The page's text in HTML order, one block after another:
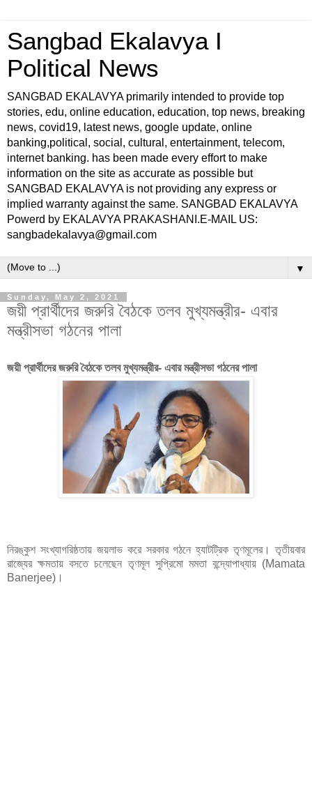
Sangbad Ekalavya I
Political News
SANGBAD EKALAVYA primarily intended to provide top
stories, edu, online education, education, top news, breaking
news, covid19, latest news, google update, online
banking,political, social, cultural, entertainment, telecom,
internet banking. has been made every effort to make
information on the site as accurate as possible but
SANGBAD EKALAVYA is not providing any express or
implied warranty against the same. SANGBAD EKALAVYA
Powerd by EKALAVYA PRAKASHANI.E-MAIL US:
sangbadekalavya@gmail.com
▼
Sunday, May 2, 2021
জয়ী প্রার্থীদের জরুরি বৈঠকে তলব মুখ্যমন্ত্রীর- এবার
মন্ত্রীসভা গঠনের পালা
জয়ী প্রার্থীদের জরুরি বৈঠকে তলব মুখ্যমন্ত্রীর- এবার মন্ত্রীসভা গঠনের পালা
নিরঙ্কুশ সংখ্যাগরিষ্ঠতায় জয়লাভ করে সরকার গঠনে হ্যাটট্রিক তৃণমূলের। তৃতীয়বার
রাজ্যের ক্ষমতায় বসতে চলেছেন তৃণমূল সুপ্রিমো মমতা বন্দ্যোপাধ্যায় (Mamata
Banerjee)।